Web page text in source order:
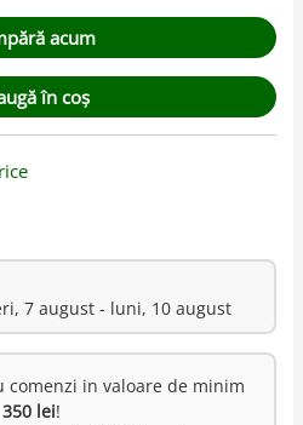
acum
în coș
7 august - luni, 10 august
in valoare de minim
350 lei!